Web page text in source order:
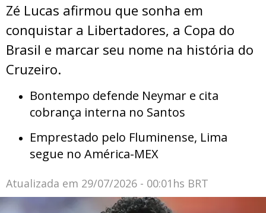
Zé Lucas afirmou que sonha em
conquistar a Libertadores, a Copa do
Brasil e marcar seu nome na história do
Cruzeiro.
Bontempo defende Neymar e cita
cobrança interna no Santos
Emprestado pelo Fluminense, Lima
segue no América-MEX
Atualizada em 29/07/2026 - 00:01hs BRT